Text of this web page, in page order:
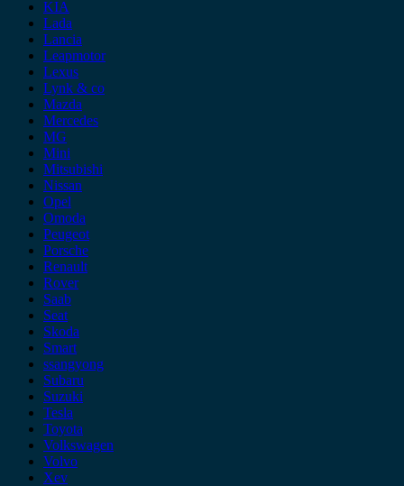
KIA
Lada
Lancia
Leapmotor
Lexus
Lynk & co
Mazda
Mercedes
MG
Mini
Mitsubishi
Nissan
Opel
Omoda
Peugeot
Porsche
Renault
Rover
Saab
Seat
Skoda
Smart
ssangyong
Subaru
Suzuki
Tesla
Toyota
Volkswagen
Volvo
Xev